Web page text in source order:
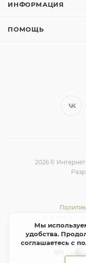
ИНФОРМАЦИЯ
ПОМОЩЬ
2026 ©
Мы
удобства.
соглашаетесь с